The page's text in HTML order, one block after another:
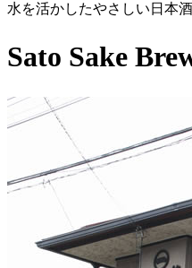
水を活かしたやさしい日本酒
Sato Sake